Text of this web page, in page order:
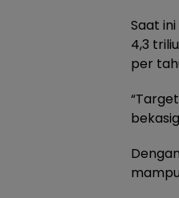
Saat
4,3
per